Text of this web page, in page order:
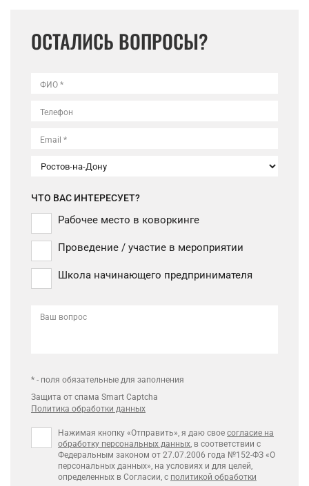
ОСТАЛИСЬ ВОПРОСЫ?
ФИО *
Телефон
Email *
ЧТО ВАС ИНТЕРЕСУЕТ?
Рабочее место в коворкинге
Проведение / участие в мероприятии
Школа начинающего предпринимателя
Ваш вопрос
* - поля обязательные для заполнения
Защита от спама Smart Captcha
Политика обработки данных
Нажимая кнопку «Отправить», я даю свое согласие на
обработку персональных данных, в соответствии с
Федеральным законом от 27.07.2006 года №152-ФЗ «О
персональных данных», на условиях и для целей,
определенных в Согласии, с политикой обработки